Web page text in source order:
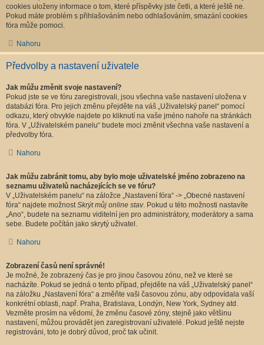
cookies uloženy informace o tom, které příspěvky jste četli, a které ještě ne.
Pokud máte problém s přihlašováním nebo odhlašováním, smazání cookies
fóra může pomoci.
Nahoru
Předvolby a nastavení uživatele
Jak můžu změnit svoje nastavení?
Pokud jste se ve fóru zaregistrovali, jsou všechna vaše nastavení uložena v
databázi fóra. Pro jejich změnu přejděte na váš „Uživatelský panel“ pomocí
odkazu, který obvykle najdete po kliknutí na vaše jméno nahoře na stránkách
fóra. V „Uživatelském panelu“ budete moci změnit všechna vaše nastavení a
předvolby fóra.
Nahoru
Jak můžu zabránit tomu, aby bylo moje uživatelské jméno zobrazeno na
seznamu uživatelů nacházejících se ve fóru?
V „Uživatelském panelu“ na záložce „Nastavení fóra“ -> „Obecné nastavení
fóra“ najdete možnostSkrýt můj online stav. Pokud u této možnosti nastavíte
„Ano“, budete na seznamu viditelní jen pro administrátory, moderátory a sama
sebe. Budete počítán jako skrytý uživatel.
Nahoru
Zobrazení časů není správné!
Je možné, že zobrazený čas je pro jinou časovou zónu, než ve které se
nacházíte. Pokud se jedná o tento případ, přejděte na váš „Uživatelský panel“
na záložku „Nastavení fóra“ a změňte vaši časovou zónu, aby odpovídala vaší
konkrétní oblasti, např. Praha, Bratislava, Londýn, New York, Sydney atd.
Vezměte prosím na vědomí, že změnu časové zóny, stejně jako většinu
nastavení, můžou provádět jen zaregistrovaní uživatelé. Pokud ještě nejste
registrováni, toto je dobrý důvod, proč tak učinit.